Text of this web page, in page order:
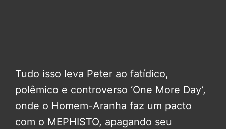
Tudo isso leva Peter ao fatídico,
polêmico e controverso ‘One More Day’,
onde o Homem-Aranha faz um pacto
com o MEPHISTO, apagando seu